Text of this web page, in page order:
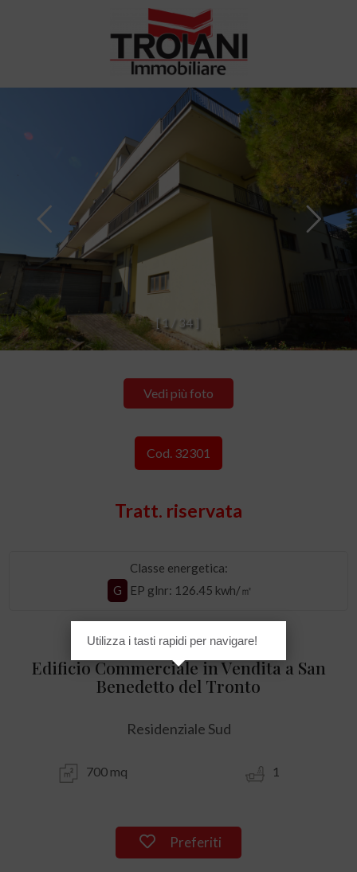
[ 1 / 34
Vedi più foto
Cod. 32301
Tratt. riservata
Classe energetica:
G
EP glnr: 126.45 kwh/㎡
Edificio Commerciale in Vendita a San
Benedetto del Tronto
Residenziale Sud
700 mq 1
Preferiti
Utilizza i tasti rapidi per navigare!